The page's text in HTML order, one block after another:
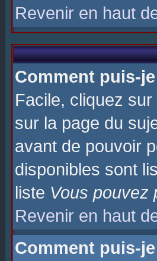
Revenir en haut
Comment puis-
Facile, cliquez
sur la page du
avant de pouvoir
disponibles sont
liste Vous pouvez
Revenir en haut
Comment puis-